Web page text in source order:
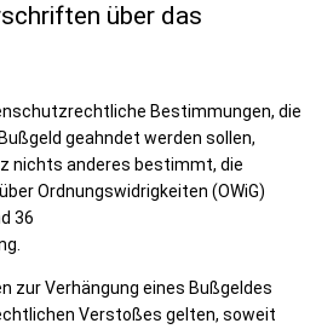
über das
Bestimmungen, die
geahndet werden sollen,
nichts anderes bestimmt, die
Ordnungswidrigkeiten (OWiG)
36
zur Verhängung eines Bußgeldes
Verstoßes gelten, soweit